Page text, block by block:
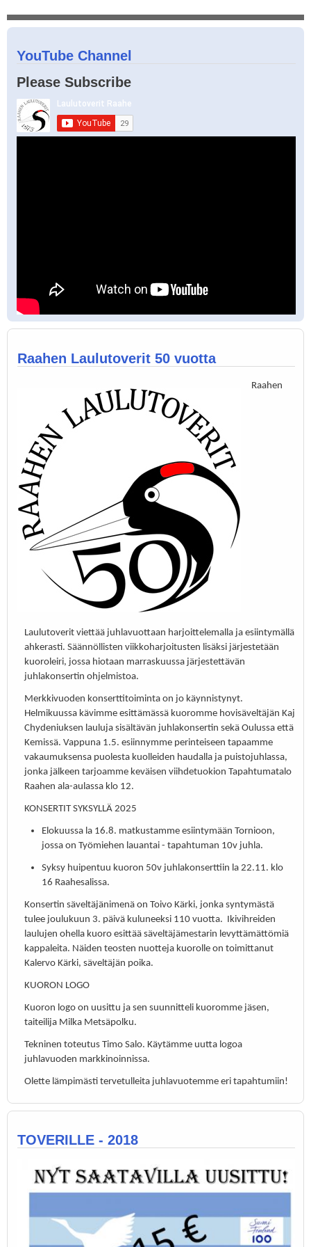
YouTube Channel
Please Subscribe
Raahen Laulutoverit 50 vuotta
Raahen
Laulutoverit viettää juhlavuottaan harjoittelemalla ja esiintymällä
ahkerasti. Säännöllisten viikkoharjoitusten lisäksi järjestetään
kuoroleiri, jossa hiotaan marraskuussa järjestettävän
juhlakonsertin ohjelmistoa.
Merkkivuoden konserttitoiminta on jo käynnistynyt.
Helmikuussa kävimme esittämässä kuoromme hovisäveltäjän Kaj
Chydeniuksen lauluja sisältävän juhlakonsertin sekä Oulussa että
Kemissä. Vappuna 1.5. esiinnymme perinteiseen tapaamme
vakaumuksensa puolesta kuolleiden haudalla ja puistojuhlassa,
jonka jälkeen tarjoamme keväisen viihdetuokion Tapahtumatalo
Raahen ala-aulassa klo 12.
KONSERTIT SYKSYLLÄ 2025
Elokuussa la 16.8. matkustamme esiintymään Tornioon,
jossa on Työmiehen lauantai - tapahtuman 10v juhla.
Syksy huipentuu kuoron 50v juhlakonserttiin la 22.11. klo
16 Raahesalissa.
Konsertin säveltäjänimenä on Toivo Kärki, jonka syntymästä
tulee joulukuun 3. päivä kuluneeksi 110 vuotta. Ikivihreiden
laulujen ohella kuoro esittää säveltäjämestarin levyttämättömiä
kappaleita. Näiden teosten nuotteja kuorolle on toimittanut
Kalervo Kärki, säveltäjän poika.
KUORON LOGO
Kuoron logo on uusittu ja sen suunnitteli kuoromme jäsen,
taiteilija Milka Metsäpolku.
Tekninen toteutus Timo Salo. Käytämme uutta logoa
juhlavuoden markkinoinnissa.
Olette lämpimästi tervetulleita juhlavuotemme eri tapahtumiin!
TOVERILLE - 2018